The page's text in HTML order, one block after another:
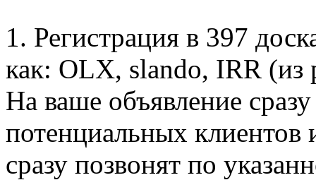
1. Регистрация в 397
как: OLX, slando, IRR (из
На ваше объявление
потенциальных клиентов
сразу позвонят по